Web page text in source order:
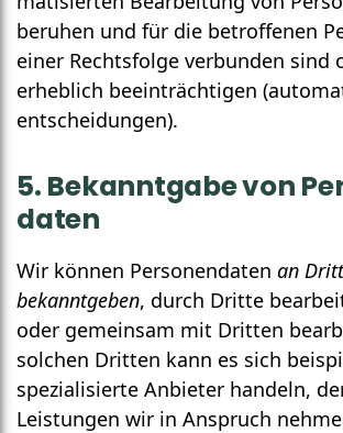
beruhen und für die betroffenen
einer Rechts­folge verbunden sind
erheblich beein­trächtigen
entscheidungen).
5. Bekanntgabe von
daten
Wir können Personen­daten an
bekanntgeben, durch Dritte
oder gemeinsam mit Dritten
solchen Dritten kann es sich
speziali­sierte Anbieter handeln,
Leistungen wir in Anspruch